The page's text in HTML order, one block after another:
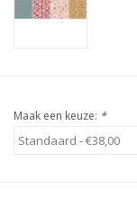
Maak een keuze: *